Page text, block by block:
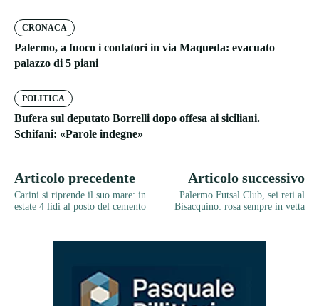
CRONACA
Palermo, a fuoco i contatori in via Maqueda: evacuato
palazzo di 5 piani
POLITICA
Bufera sul deputato Borrelli dopo offesa ai siciliani.
Schifani: «Parole indegne»
Articolo precedente
Carini si riprende il suo mare: in
estate 4 lidi al posto del cemento
Articolo successivo
Palermo Futsal Club, sei reti al
Bisacquino: rosa sempre in vetta